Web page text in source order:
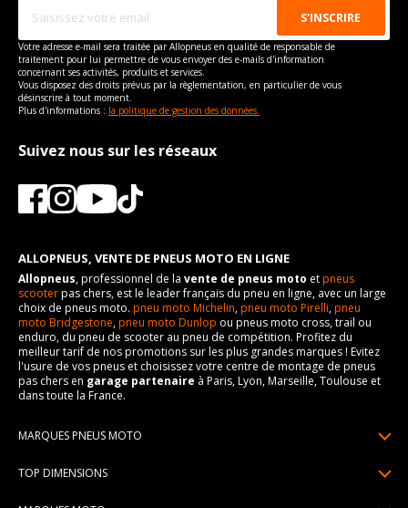
Votre adresse e-mail sera traitée par Allopneus en qualité de responsable de
traitement pour lui permettre de vous envoyer des e-mails d'information
concernant ses activités, produits et services.
Vous disposez des droits prévus par la règlementation, en particulier de vous
désinscrire à tout moment.
Plus d'informations : la politique de gestion des données.
Suivez nous sur les réseaux
ALLOPNEUS, VENTE DE PNEUS MOTO EN LIGNE
Allopneus, professionnel de la vente de pneus moto etpneus
scooterpas chers, est le leader français du pneu en ligne, avec un large
choix de pneus moto. pneu moto Michelin,pneu moto Pirelli,pneu
moto Bridgestone,pneu moto Dunlop ou pneus moto cross, trail ou
enduro, du pneu de scooter au pneu de compétition. Profitez du
meilleur tarif de nos promotions sur les plus grandes marques ! Evitez
l'usure de vos pneus et choisissez votre centre de montage de pneus
pas chers en garage partenaire à Paris, Lyon, Marseille, Toulouse et
dans toute la France.
MARQUES PNEUS MOTO
TOP DIMENSIONS